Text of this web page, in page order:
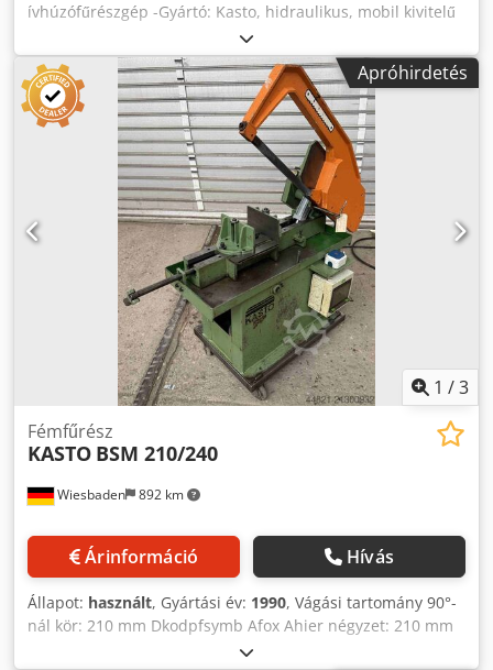
ívhúzófűrészgép -Gyártó: Kasto, hidraulikus, mobil kivitelű
ívhúzófűrész, hűtőfolyadék-rendszerrel -Típus: BSM 253 -
Teljesítmény: 1,5 kW -Vágási sebesség: 3 fokozatban
állítható -Max. vágási magasság: 205 mm Dkodpfoza Suxjx
Ahier -Max. vágási szélesség: 255 mm -Szorító: 45°-ban
elforgatható -Fűrészlap hossza: 400 mm -Gép méretei:
1300/640/H1115 mm -Tömeg: 344 kg
Apróhirdetés
1 /3
Wiesbaden 892 km
Fémfűrész
KASTO BSM 210/240
Árinformáció Hívás
Állapot: használt, Gyártási év: 1990, Vágási tartomány 90°-
nál kör: 210 mm Dkodpfsymb Afox Ahier négyzet: 210 mm
lapos: 240 x 190 mm Vágási tartomány 45°-nál kör: 150 mm